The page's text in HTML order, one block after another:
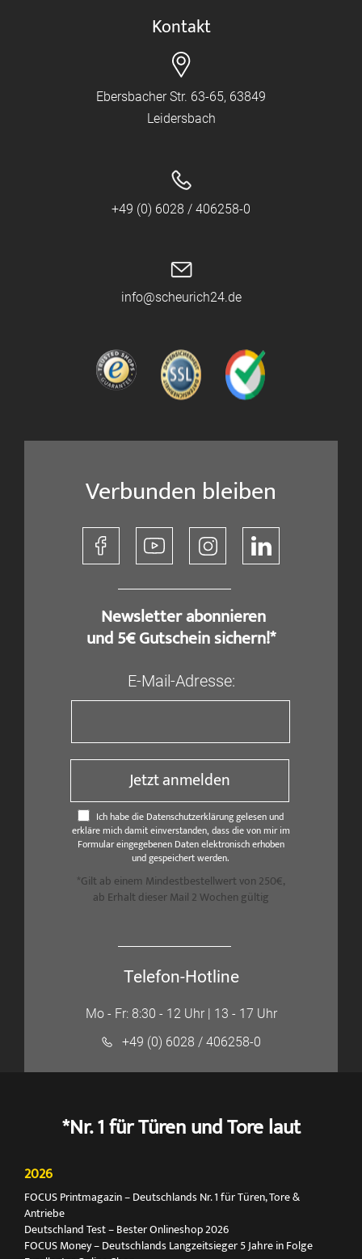
Kontakt
Ebersbacher Str. 63-65, 63849
Leidersbach
+49 (0) 6028 / 406258-0
info@scheurich24.de
Verbunden bleiben
​ Newsletter abonnieren
und 5€ Gutschein sichern!*
E-Mail-Adresse:
Jetzt anmelden
Ich habe die Datenschutzerklärung gelesen und
erkläre mich damit einverstanden, dass die von mir im
Formular eingegebenen Daten elektronisch erhoben
und gespeichert werden.
*Gilt ab einem Mindestbestellwert von 250€,
ab Erhalt dieser Mail 2 Wochen gültig
Telefon-Hotline
Mo - Fr: 8:30 - 12 Uhr | 13 - 17 Uhr
+49 (0) 6028 / 406258-0
*Nr. 1 für Türen und Tore laut
2026
FOCUS Printmagazin – Deutschlands Nr. 1 für Türen, Tore &
Antriebe
Deutschland Test – Bester Onlineshop 2026
FOCUS Money – Deutschlands Langzeitsieger 5 Jahre in Folge